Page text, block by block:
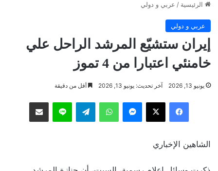
الرئيسية / عربي و دولي
عربي و دولي
إيران ستشيّع المرشد الراحل علي
خامنئي اعتبارا من 4 تموز
يونيو 13, 2026 آخر تحديث: يونيو 13, 2026 أقل من دقيقة
فيسبوك ‫X ماسنجر واتساب تيلقرام لاين مشاركة عبر البريد
الشاهين الإخباري